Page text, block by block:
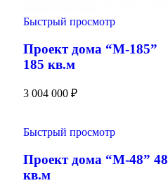
Быстрый просмотр
Проект дома “М-185”
185 кв.м
3 004 000 ₽
Быстрый просмотр
Проект дома “М-48” 48
кв.м